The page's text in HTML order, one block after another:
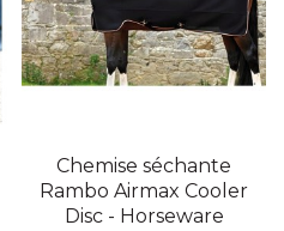
Chemise séchante
Rambo Airmax Cooler
Disc - Horseware